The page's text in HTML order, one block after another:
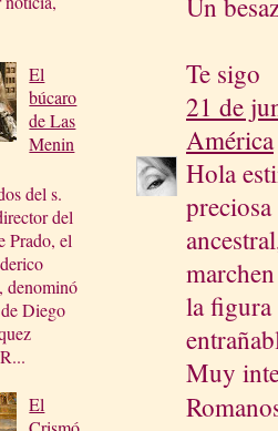
El
búcaro
de Las
Menin
del s.
del
Prado, el
denominó
Diego
El
Un
Te sigo
21 de
América
Hola
la figura
Muy